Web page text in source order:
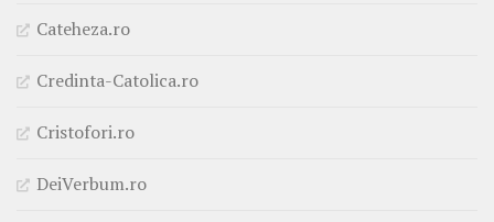
Cateheza.ro
Credinta-Catolica.ro
Cristofori.ro
DeiVerbum.ro